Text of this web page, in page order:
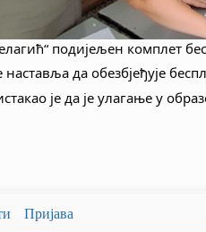
подијељен комплет
да обезбјеђује
је да је улагање у
Пријава